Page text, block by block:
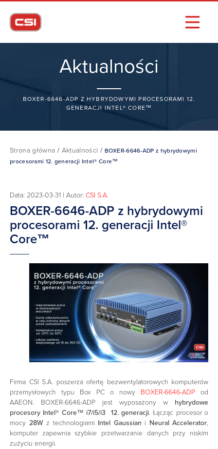
Aktualności
BOXER-6646-ADP Z HYBRYDOWYMI PROCESORAMI 12.
GENERACJI INTEL® CORE™
Strona główna / Aktualności / BOXER-6646-ADP z hybrydowymi
procesorami 12. generacji Intel® Core™
Data: 2023-03-31 | Autor: CSI S.A.
BOXER-6646-ADP z hybrydowymi
procesorami 12. generacji Intel®
Core™
Firma CSI S.A. poszerza ofertę bezwentylatorowych komputerów
przemysłowych typu Box PC o nowy BOXER-6646-ADP od
AAEON. BOXER-6646-ADP jest wyposażony w hybrydowe
procesory Intel® Core™ i7/i5/i3 12. generacji. Łącząc procesor o
mocy 28Wz technologiami Intel Gaussian i Neural Accelerator,
komputer zapewnia szybkie przetwarzanie danych przy niskim
zużyciu energii.